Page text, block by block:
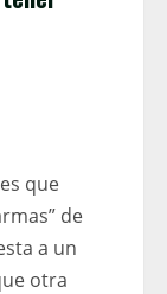
que
de
a un
otra